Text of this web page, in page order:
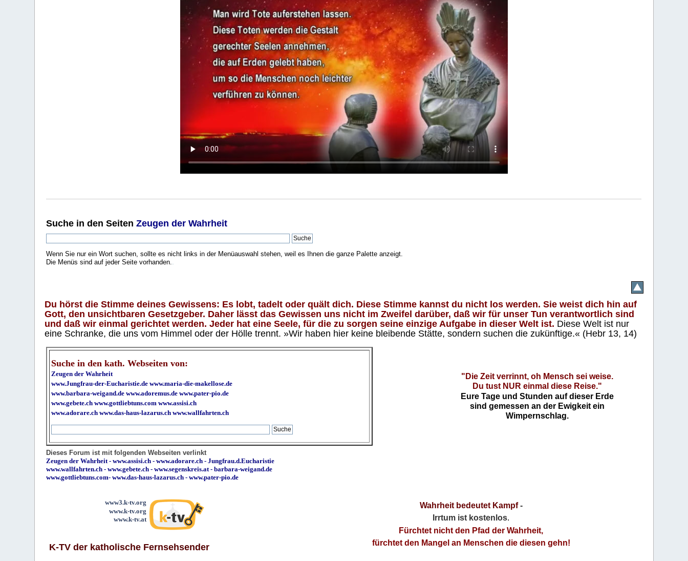
Suche in den SeitenZeugen der Wahrheit
Wenn Sie nur ein Wort suchen, sollte es nicht links in der Menüauswahl stehen, weil es Ihnen die ganze Palette anzeigt.
Die Menüs sind auf jeder Seite vorhanden..
Du hörst die Stimme deines Gewissens: Es lobt, tadelt oder quält dich. Diese Stimme kannst du nicht los werden. Sie weist dich hin auf
Gott, den unsichtbaren Gesetzgeber. Daher lässt das Gewissen uns nicht im Zweifel darüber, daß wir für unser Tun verantwortlich sind
und daß wir einmal gerichtet werden. Jeder hat eine Seele, für die zu sorgen seine einzige Aufgabe in dieser Welt ist. Diese Welt ist nur
eine Schranke, die uns vom Himmel oder der Hölle trennt. »Wir haben hier keine bleibende Stätte, sondern suchen die zukünftige.« (Hebr 13, 14)
Suche in den kath. Webseiten von:
Zeugen der Wahrheit
www.Jungfrau-der-Eucharistie.de www.maria-die-makellose.de
www.barbara-weigand.de www.adoremus.de www.pater-pio.de
www.gebete.ch www.gottliebtuns.com www.assisi.ch
www.adorare.ch www.das-haus-lazarus.ch www.wallfahrten.ch
"Die Zeit verrinnt, oh Mensch sei weise.
Du tust NUR einmal diese Reise."
Eure Tage und Stunden auf dieser Erde
sind gemessen an der Ewigkeit ein
Wimpernschlag.
Dieses Forum ist mit folgenden Webseiten verlinkt
Zeugen der Wahrheit-www.assisi.ch -www.adorare.ch -Jungfrau.d.Eucharistie
www.wallfahrten.ch -www.gebete.ch -www.segenskreis.at-barbara-weigand.de
www.gottliebtuns.com-www.das-haus-lazarus.ch - www.pater-pio.de
www3.k-tv.org
www.k-tv.org
www.k-tv.at
K-TV der katholische Fernsehsender
Wahrheit bedeutet Kampf-
Irrtum ist kostenlos.
Fürchtet nicht den Pfad der Wahrheit,
fürchtet den Mangel an Menschen die diesen gehn!